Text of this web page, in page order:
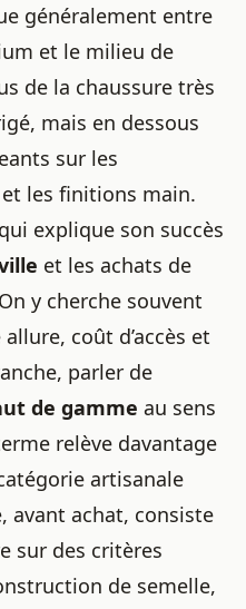
généralement entre
et le milieu de
de la chaussure très
mais en dessous
sur les
les finitions main.
explique son succès
et les achats de
y cherche souvent
coût d’accès et
parler de
de gamme au sens
relève davantage
artisanale
avant achat, consiste
sur des critères
de semelle,